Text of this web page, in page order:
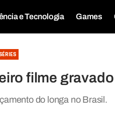
e Tecnologia Games
filme
do longa no Brasil.